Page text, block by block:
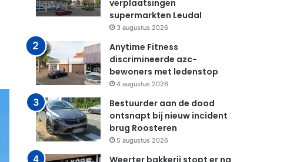
verplaatsingen
supermarkten Leudal
3 augustus 2026
Anytime Fitness
discrimineerde azc-
bewoners met ledenstop
4 augustus 2026
Bestuurder aan de dood
ontsnapt bij nieuw incident
brug Roosteren
5 augustus 2026
Weerter bakkerij stopt er na